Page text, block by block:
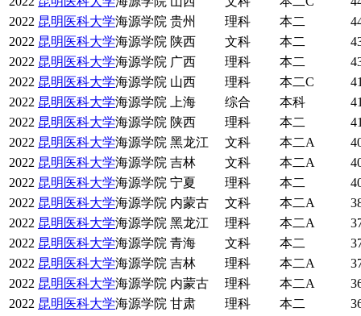
2022 昆明医科大学海源学院 贵州 理科 本二
2022 昆明医科大学海源学院 陕西 文科 本二
2022 昆明医科大学海源学院 广西 理科 本二
2022 昆明医科大学海源学院 山西 理科 本二C
2022 昆明医科大学海源学院 上海 综合 本科
2022 昆明医科大学海源学院 陕西 理科 本二
2022 昆明医科大学海源学院 黑龙江 文科 本二A
2022 昆明医科大学海源学院 吉林 文科 本二A
2022 昆明医科大学海源学院 宁夏 理科 本二
2022 昆明医科大学海源学院 内蒙古 文科 本二A
2022 昆明医科大学海源学院 黑龙江 理科 本二A
2022 昆明医科大学海源学院 青海 文科 本二
2022 昆明医科大学海源学院 吉林 理科 本二A
2022 昆明医科大学海源学院 内蒙古 理科 本二A
2022 昆明医科大学海源学院 甘肃 理科 本二